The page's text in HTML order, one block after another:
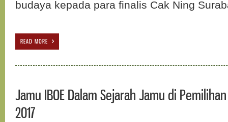
budaya kepada para finalis Cak Ning
READ MORE
Jamu IBOE Dalam Sejarah Jamu di
2017